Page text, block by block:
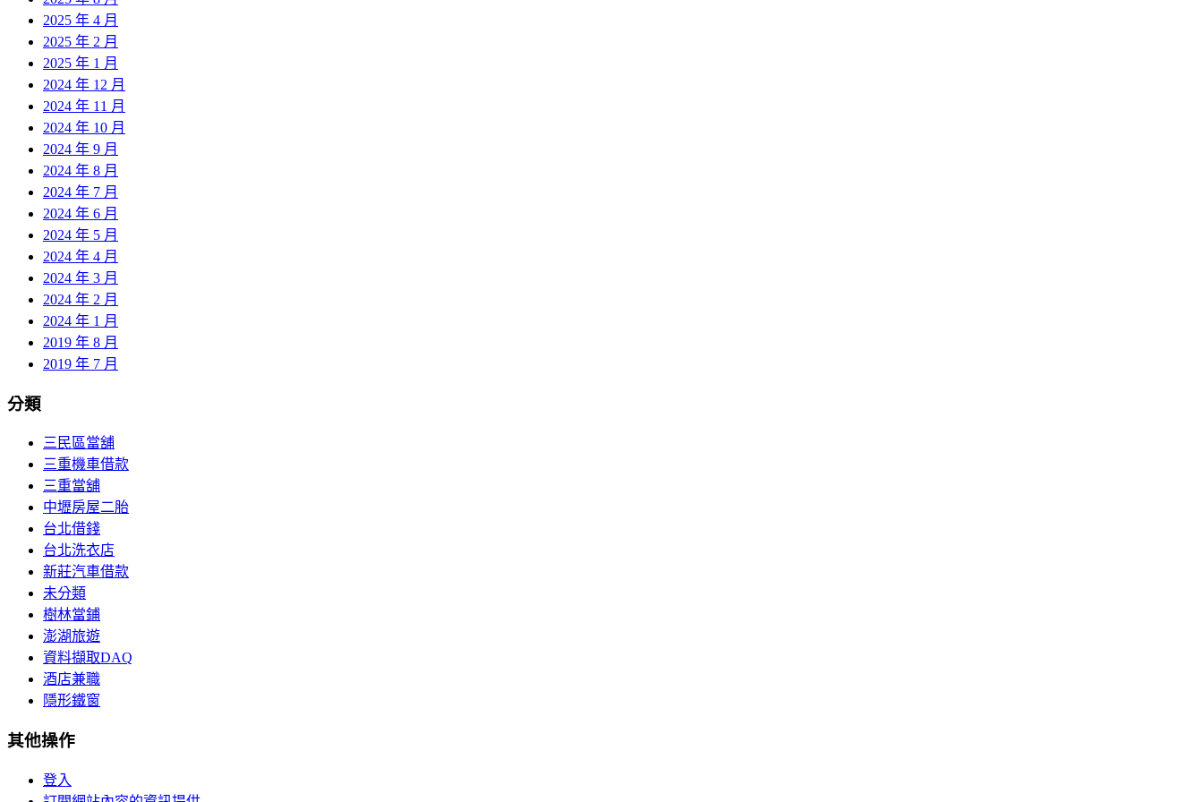
2025 年 4 月
2025 年 2 月
2025 年 1 月
2024 年 12 月
2024 年 11 月
2024 年 10 月
2024 年 9 月
2024 年 8 月
2024 年 7 月
2024 年 6 月
2024 年 5 月
2024 年 4 月
2024 年 3 月
2024 年 2 月
2024 年 1 月
2019 年 8 月
2019 年 7 月
分類
三民區當舖
三重機車借款
三重當舖
中壢房屋二胎
台北借錢
台北洗衣店
新莊汽車借款
未分類
樹林當鋪
澎湖旅遊
資料擷取DAQ
酒店兼職
隱形鐵窗
其他操作
登入